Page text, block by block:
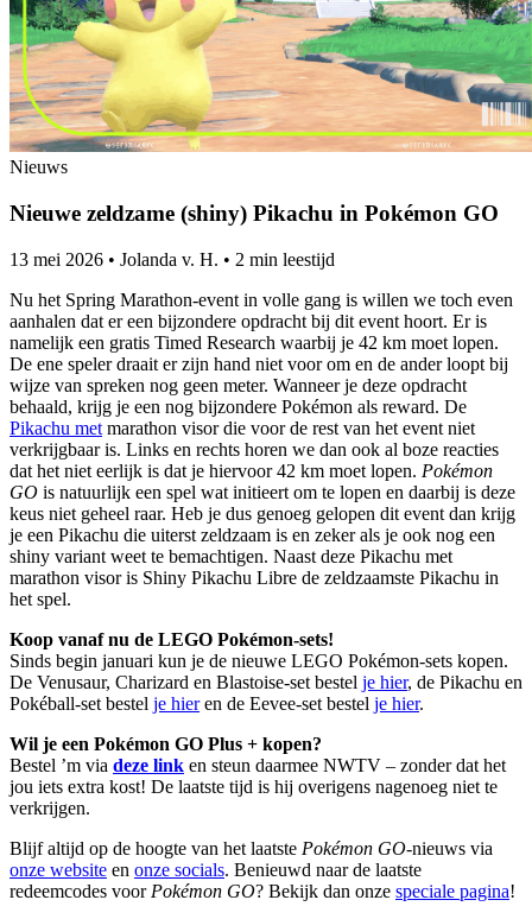
Nieuws
Nieuwe zeldzame (shiny) Pikachu in Pokémon GO
13 mei 2026 • Jolanda v. H. • 2 min leestijd
Nu het Spring Marathon-event in volle gang is willen we toch even
aanhalen dat er een bijzondere opdracht bij dit event hoort. Er is
namelijk een gratis Timed Research waarbij je 42 km moet lopen.
De ene speler draait er zijn hand niet voor om en de ander loopt bij
wijze van spreken nog geen meter. Wanneer je deze opdracht
behaald, krijg je een nog bijzondere Pokémon als reward. De
Pikachu met marathon visor die voor de rest van het event niet
verkrijgbaar is. Links en rechts horen we dan ook al boze reacties
dat het niet eerlijk is dat je hiervoor 42 km moet lopen. Pokémon
GO is natuurlijk een spel wat initieert om te lopen en daarbij is deze
keus niet geheel raar. Heb je dus genoeg gelopen dit event dan krijg
je een Pikachu die uiterst zeldzaam is en zeker als je ook nog een
shiny variant weet te bemachtigen. Naast deze Pikachu met
marathon visor is Shiny Pikachu Libre de zeldzaamste Pikachu in
het spel.
Koop vanaf nu de LEGO Pokémon-sets!
Sinds begin januari kun je de nieuwe LEGO Pokémon-sets kopen.
De Venusaur, Charizard en Blastoise-set bestel je hier, de Pikachu en
Pokéball-set bestel je hieren de Eevee-set bestel je hier.
Wil je een Pokémon GO Plus + kopen?
Bestel ’m via deze link en steun daarmee NWTV – zonder dat het
jou iets extra kost! De laatste tijd is hij overigens nagenoeg niet te
verkrijgen.
Blijf altijd op de hoogte van het laatste Pokémon GO-nieuws via
onze website en onze socials. Benieuwd naar de laatste
redeemcodes voor Pokémon GO? Bekijk dan onze speciale pagina!